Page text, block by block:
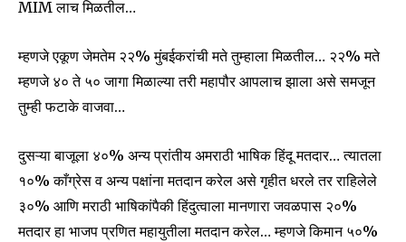
MIM लाच मिळतील…
म्हणजे एकूण जेमतेम २२% मुंबईकरांची मते तुम्हाला मिळतील… २२% मते
म्हणजे ४० ते ५० जागा मिळाल्या तरी महापौर आपलाच झाला असे समजून
तुम्ही फटाके वाजवा…
दुसऱ्या बाजूला ४०% अन्य प्रांतीय अमराठी भाषिक हिंदू मतदार… त्यातला
१०% काँग्रेस व अन्य पक्षांना मतदान करेल असे गृहीत धरले तर राहिलेले
३०% आणि मराठी भाषिकांपैकी हिंदुत्वाला मानणारा जवळपास २०%
मतदार हा भाजप प्रणित महायुतीला मतदान करेल… म्हणजे किमान ५०%